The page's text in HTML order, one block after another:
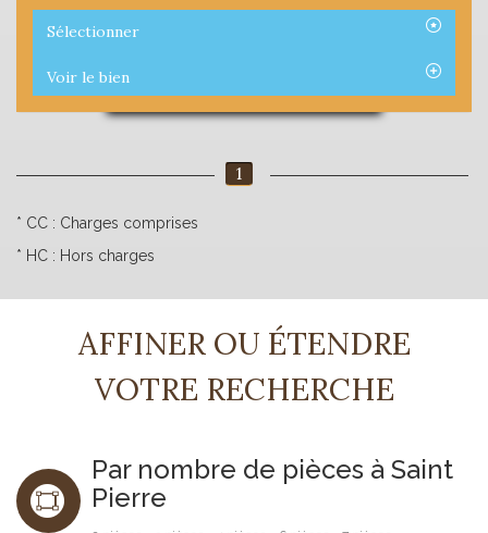
Sélectionner
Voir le bien
1
* CC : Charges comprises
* HC : Hors charges
AFFINER OU ÉTENDRE
VOTRE RECHERCHE
Par nombre de pièces à Saint
Pierre